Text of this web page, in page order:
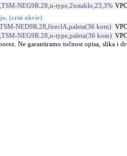
NEG9R.28,n-type,2xstaklo,23,3%
(crni okvir)
NED9R.28,fireclA,paleta(36 kom)
NEG9R.28,n-type,paleta(36 kom)
Ne garantiramo točnost opisa, slika i